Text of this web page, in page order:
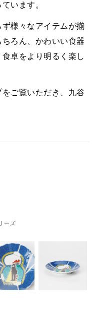
います。
様々なアイテムが揃
ろん、かわいい食器
卓をより明るく楽し
ご覧いただき、九谷
ーズ